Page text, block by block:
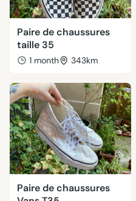
Paire de chaussures
taille 35
1 month 343km
Paire de chaussures